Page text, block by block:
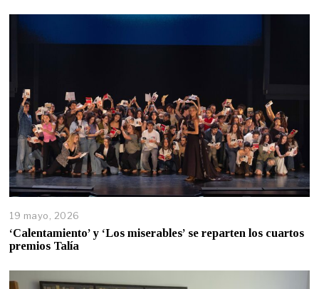
19 mayo, 2026
‘Calentamiento’ y ‘Los miserables’ se reparten los cuartos
premios Talía